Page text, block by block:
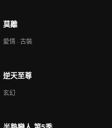
莫離
愛情 · 古裝
逆天至尊
玄幻